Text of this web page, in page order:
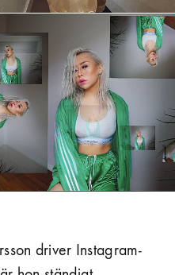
driver Instagram­